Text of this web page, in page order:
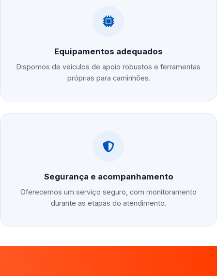
Equipamentos adequados
Dispomos de veículos de apoio robustos e ferramentas
próprias para caminhões.
Segurança e acompanhamento
Oferecemos um serviço seguro, com monitoramento
durante as etapas do atendimento.